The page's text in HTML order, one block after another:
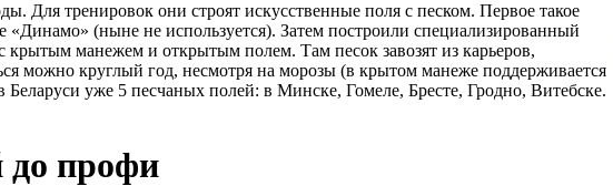
Для тренировок они строят искусственные поля с песком. Первое такое
«Динамо» (ныне не используется). Затем построили специализированный
манежем и открытым полем. Там песок завозят из карьеров,
можно круглый год, несмотря на морозы (в крытом манеже поддерживается
Беларуси уже 5 песчаных полей: в Минске, Гомеле, Бресте, Гродно, Витебске.
до профи